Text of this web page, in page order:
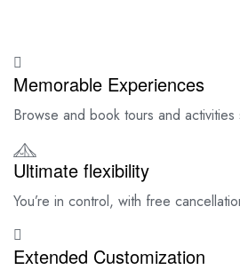
Memorable Experiences
Browse and book tours and activities
Ultimate flexibility
You’re in control, with free
Extended Customization